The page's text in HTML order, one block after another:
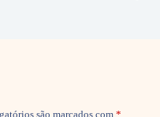
são marcados com *